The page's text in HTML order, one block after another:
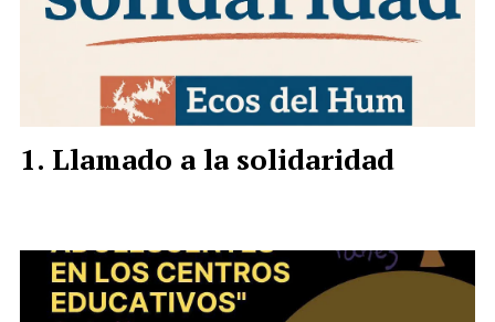
Llamado a la solidaridad